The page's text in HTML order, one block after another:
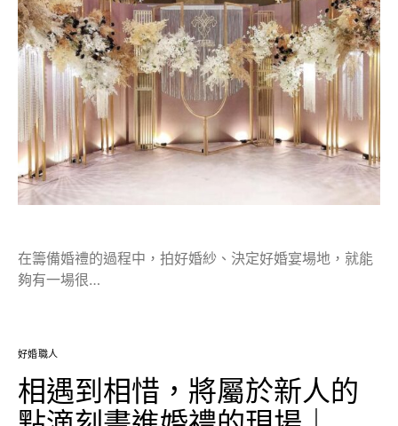
在籌備婚禮的過程中，拍好婚紗、決定好婚宴場地，就能
夠有一場很…
好婚職人
相遇到相惜，將屬於新人的